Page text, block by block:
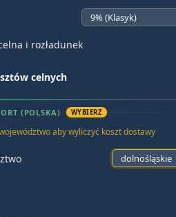
i rozładunek
celnych
(POLSKA) WYBIERZ
aby wyliczyć koszt dostawy